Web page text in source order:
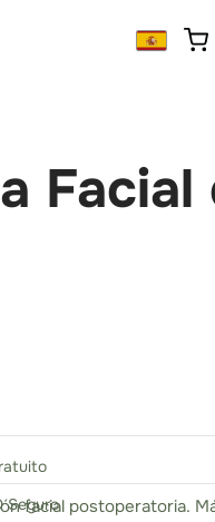
Facial
facial postoperatoria.
Seguro